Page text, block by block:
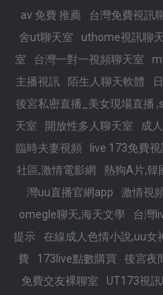
av 免費 推薦
台灣免費視訊
舍ut聊天室
uthome視訊聊
室
台灣一對一視頻聊天室
主播視訊
陌生人聊天軟體
後宮私密直播_美女現場直播
天室
開放性多人聊天室 成
臨時夫妻視頻
live 173免費
社區,激情電影網
熱狗A片,韓
灣uu直播官網app
激情視
omegle聊天,海天文學
台灣
提示
在線成人色情小說,uu女
費
173live點數購買 後宮夜
免費交友裸聊室
UT173視